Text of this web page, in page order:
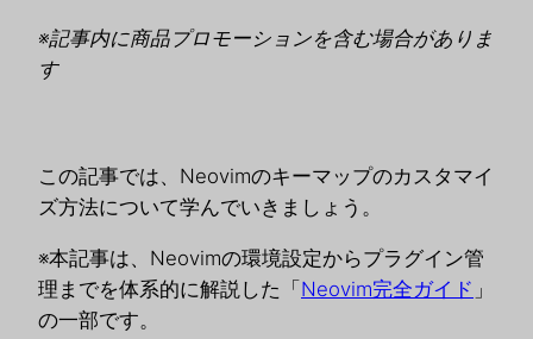
※記事内に商品プロモーションを含む場合がありま
す
この記事では、Neovimのキーマップのカスタマイ
ズ方法について学んでいきましょう。
※本記事は、Neovimの環境設定からプラグイン管
理までを体系的に解説した「Neovim完全ガイド 」
の一部です。